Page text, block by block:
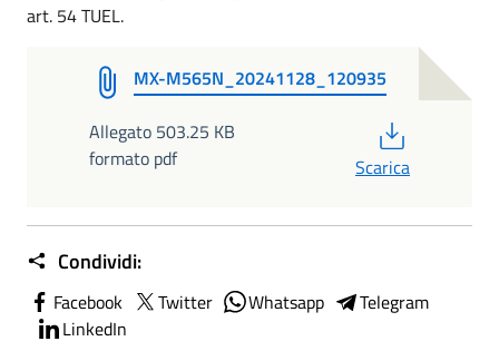
art. 54 TUEL.
MX-M565N_20241128_120935
Allegato 503.25 KB
formato pdf
Scarica
Condividi:
Facebook Twitter Whatsapp
Telegram
LinkedIn